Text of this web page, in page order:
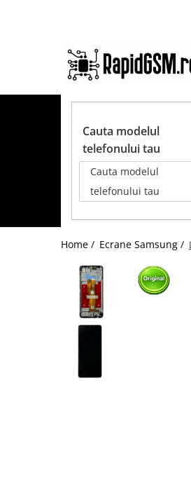
Ecrane Samsung
seria A
tableta
Ecrane iPhone
Ecrane Huawei / Honor
Ecrane Xiaomi / Redmi
Ecrane Motorola
Cauta modelul
telefonului tau
Cauta modelul
telefonului tau
Home / Ecrane Samsung /